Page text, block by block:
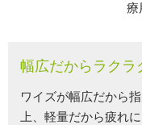
療
幅広だからラクラ
ワイズが幅広だから
上、軽量だから疲れ